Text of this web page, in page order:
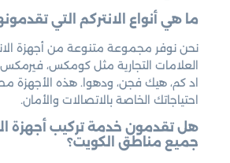
ما هي أنواع الانتركم التي
نحن نوفر مجموعة متنوعة من أجهزة
العلامات التجارية مثل كومكس، فيرمكس،
اد كم، هيك فجن، ودهوا. هذه الأجهزة
احتياجاتك الخاصة بالاتصالات والأمان.
هل تقدمون خدمة تركيب أجهزة
جميع مناطق الكويت؟